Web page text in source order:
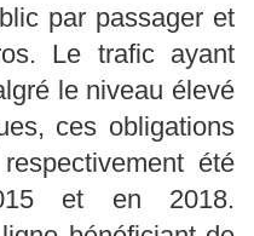
par passager et
Le trafic ayant
le niveau élevé
ces obligations
été
et en 2018.